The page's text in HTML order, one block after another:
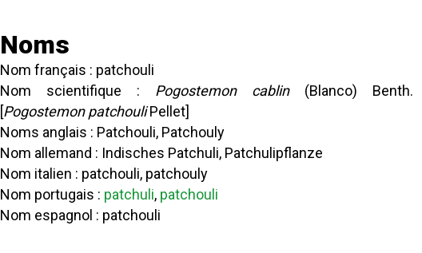
Noms
Nom français : patchouli
Nom scientifique : Pogostemon cablin(Blanco) Benth.
[Pogostemon patchouliPellet]
Noms anglais : Patchouli, Patchouly
Nom allemand : Indisches Patchuli, Patchulipflanze
Nom italien : patchouli, patchouly
Nom portugais : patchuli, patchouli
Nom espagnol : patchouli